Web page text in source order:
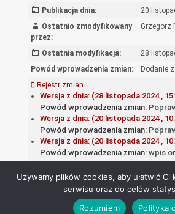
Publikacja dnia:
20
Ostatnio zmodyfikowany
przez:
Grzegorz
Ostatnia modyfikacja:
28
Powód wprowadzenia zmian:
Dodanie
Rejestr zmian
Wersja z dnia: (28 listopada 2024 ,
Powód wprowadzenia zmian:
Wersja z dnia: (20 listopada 2024 ,
Powód wprowadzenia zmian:
Wersja z dnia: (20 listopada 2024 ,
Powód wprowadzenia zmian: wpis
Ośrodek Rozwoju Edukacji - Biuletyn
Używamy plików cookies, aby ułatwić Ci
serwisu oraz do celów
Rozumiem
Polityka